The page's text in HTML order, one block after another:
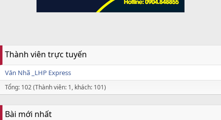
Thành viên trực tuyến
Văn Nhã _LHP Express
Tổng: 102 (Thành viên: 1, khách: 101)
Bài mới nhất